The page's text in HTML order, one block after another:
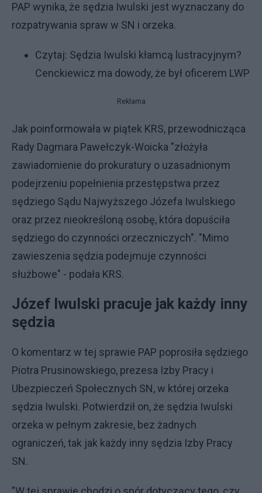
PAP wynika, że sędzia Iwulski jest wyznaczany do
rozpatrywania spraw w SN i orzeka.
Czytaj: Sędzia Iwulski kłamcą lustracyjnym?
Cenckiewicz ma dowody, że był oficerem LWP
Reklama
Jak poinformowała w piątek KRS, przewodnicząca
Rady Dagmara Pawełczyk-Woicka "złożyła
zawiadomienie do prokuratury o uzasadnionym
podejrzeniu popełnienia przestępstwa przez
sędziego Sądu Najwyższego Józefa Iwulskiego
oraz przez nieokreśloną osobę, która dopuściła
sędziego do czynności orzeczniczych". "Mimo
zawieszenia sędzia podejmuje czynności
służbowe" - podała KRS.
Józef Iwulski pracuje jak każdy inny
sędzia
O komentarz w tej sprawie PAP poprosiła sędziego
Piotra Prusinowskiego, prezesa Izby Pracy i
Ubezpieczeń Społecznych SN, w której orzeka
sędzia Iwulski. Potwierdził on, że sędzia Iwulski
orzeka w pełnym zakresie, bez żadnych
ograniczeń, tak jak każdy inny sędzia Izby Pracy
SN.